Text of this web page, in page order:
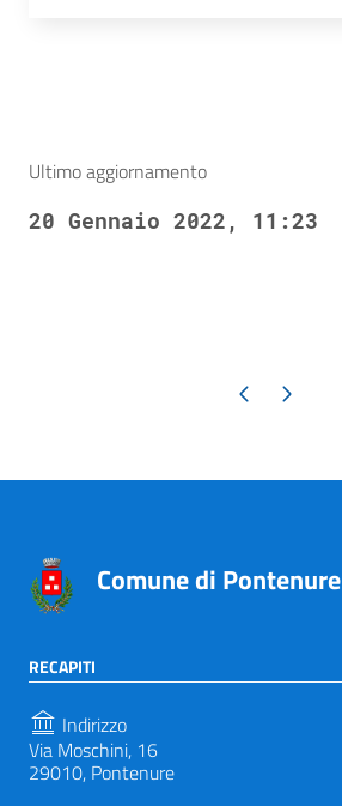
Ultimo aggiornamento
20 Gennaio 2022, 11:23
Pagina precedente
Pagina successiva
Comune di Pontenure
RECAPITI
Indirizzo
Via Moschini, 16
29010, Pontenure